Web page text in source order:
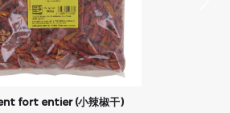
fort entier (小辣椒干)